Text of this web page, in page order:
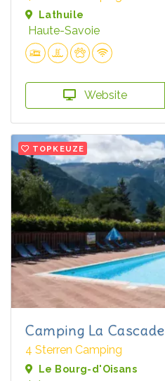
Lathuile
Haute-Savoie
Website
TOPKEUZE
Camping La Cascade
4 Sterren Camping
Le Bourg-d'Oisans